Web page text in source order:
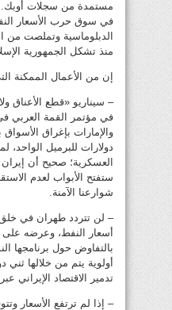
مستمدة من سجلات
في سوق حرب الأسعار
الدبلوماسية وتملصت من
منذ تشكل الجمهورية الإسلامية
إن من الأعمال الممكنة
– سيناريو «قطع الأعناق
دولارات للبرميل الواحد،
العسكرية؛ صحيح أن
ستفتح الأبواب لعدم
شوارعنا الآمنة.
– لن تتردد طهران في
بالتفاوض حول برنامجها
أولوية يتم من خلالها
تدمير الاقتصاد الإيراني
– إذا لم ترتفع الأسعار